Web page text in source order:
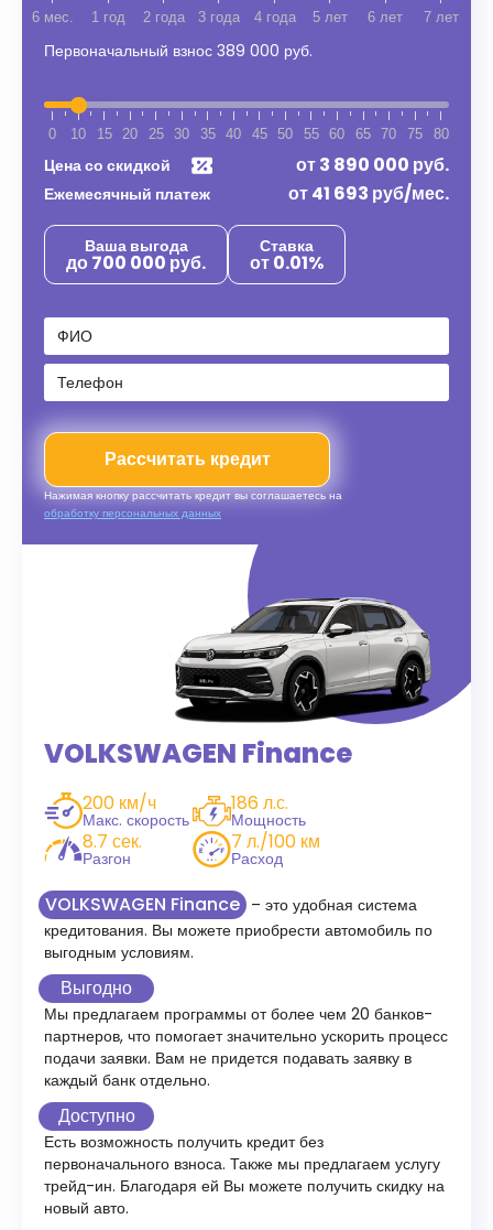
6 мес. 1 год 2 года 3 года 4 года 5 лет 6 лет 7 лет
Первоначальный взнос 389 000 руб.
0 10 15 20 25 30 35 40 45 50 55 60 65 70 75 80
Цена со скидкой от3 890 000 руб.
Ежемесячный платеж от41 693 руб/мес.
Ваша выгода
до 700 000 руб.
Ставка
от 0.01%
Рассчитать кредит
Нажимая кнопку рассчитать кредит вы соглашаетесь на
обработку персональных данных
VOLKSWAGEN Finance
200 км/ч
Макс. скорость
186 л.с.
Мощность
8.7 сек.
Разгон
7 л./100 км
Расход
VOLKSWAGEN Finance – это удобная система
кредитования. Вы можете приобрести автомобиль по
выгодным условиям.
Выгодно
Мы предлагаем программы от более чем 20 банков-
партнеров, что помогает значительно ускорить процесс
подачи заявки. Вам не придется подавать заявку в
каждый банк отдельно.
Доступно
Есть возможность получить кредит без
первоначального взноса. Также мы предлагаем услугу
трейд-ин. Благодаря ей Вы можете получить скидку на
новый авто.